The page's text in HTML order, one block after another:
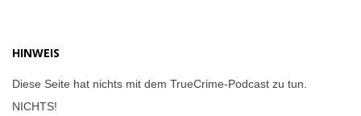
HINWEIS
Diese Seite hat nichts mit dem TrueCrime-Podcast zu tun.
NICHTS!